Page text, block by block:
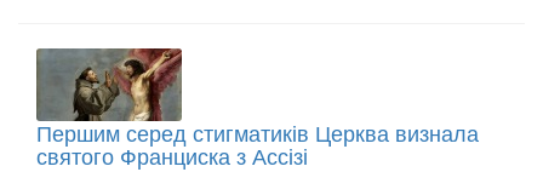
Першим серед стигматиків Церква визнала
святого Франциска з Ассізі